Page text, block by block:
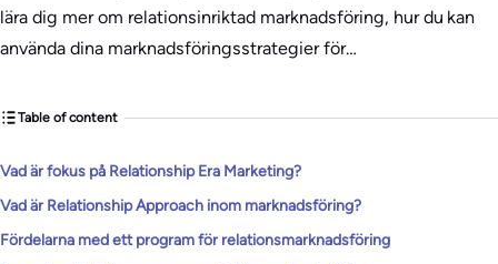
lära dig mer om relationsinriktad marknadsföring, hur du kan
använda dina marknadsföringsstrategier för…
Table of content
Vad är fokus på Relationship Era Marketing?
Vad är Relationship Approach inom marknadsföring?
Fördelarna med ett program för relationsmarknadsföring